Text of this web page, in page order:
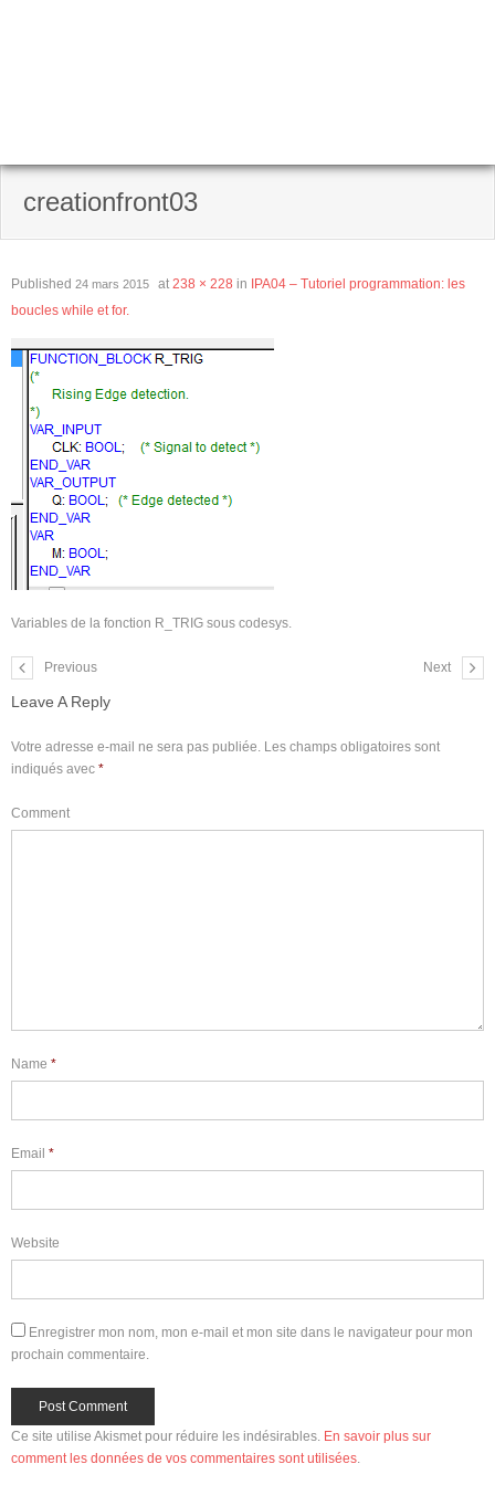
creationfront03
Published 24 mars 2015 at 238 × 228 in
IPA04 – Tutoriel programmation: les
boucles while et for.
Variables de la fonction R_TRIG sous codesys.
Previous Next
Leave A Reply
Votre adresse e-mail ne sera pas publiée. Les champs obligatoires sont
indiqués avec *
Comment
Name *
Email *
Website
Enregistrer mon nom, mon e-mail et mon site dans le navigateur pour mon
prochain commentaire.
Ce site utilise Akismet pour réduire les indésirables. En savoir plus sur
comment les données de vos commentaires sont utilisées.